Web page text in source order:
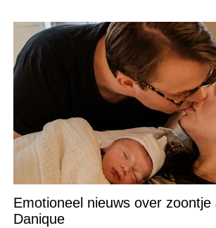
Emotioneel nieuws over zoontje
Danique